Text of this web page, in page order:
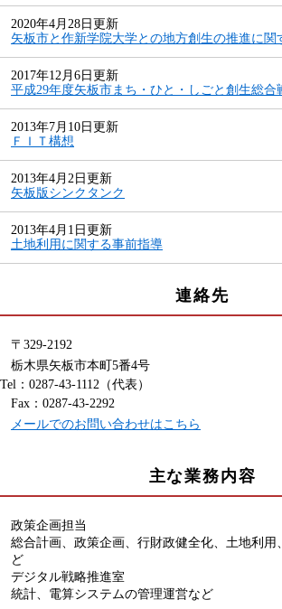
2020年4月28日更新
矢板市と作新学院大学との地方創生の推進に関
2017年12月6日更新
平成29年度矢板市まち・ひと・しごと創生総合
2013年7月10日更新
ＦＩＴ構想
2013年4月2日更新
矢板版シンクタンク
2013年4月1日更新
土地利用に関する事前指導
連絡先
〒329-2192
栃木県矢板市本町5番4号
Tel：0287-43-1112 （代表）
Fax：0287-43-2292
メールでのお問い合わせはこちら
主な業務内容
政策企画担当
総合計画、政策企画、行財政健全化、土地利用
ど
デジタル戦略推進室
統計、電算システムの管理運営など